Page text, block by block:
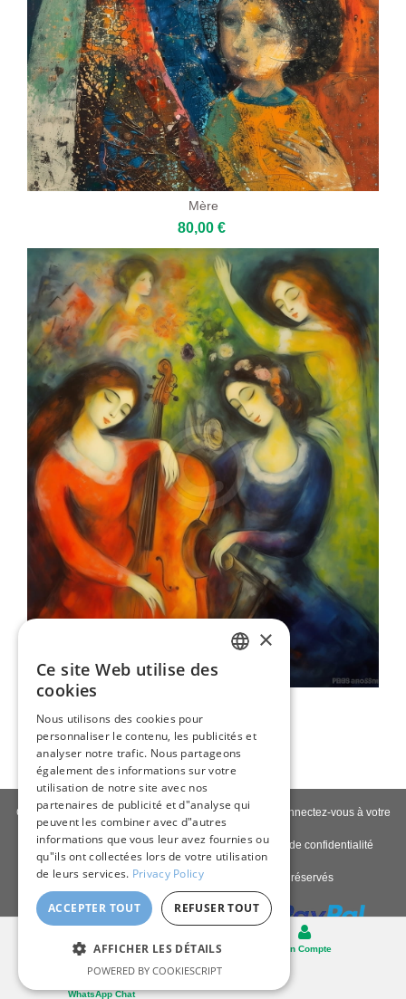
Mère
80,00 €
80,00 €
Contactez-nous| À propos de nous |Qualité giclée
Connectez-vous à votre
compte| Blog
Politique de livraison|Politique de retour |Politique de confidentialité
Copyright © 2026Pastel Brush - Tous droits réservés
Bureau
Panier Mon Compte
WhatsApp Chat
GERMAN
FRENCH
SPANISH
×
Ce site Web utilise des
cookies
Nous utilisons des cookies pour
personnaliser le contenu, les publicités et
analyser notre trafic. Nous partageons
également des informations sur votre
utilisation de notre site avec nos
partenaires de publicité et d"analyse qui
peuvent les combiner avec d"autres
informations que vous leur avez fournies ou
qu"ils ont collectées lors de votre utilisation
de leurs services. Privacy Policy
ACCEPTER TOUT REFUSER TOUT
AFFICHER LES DÉTAILS
POWERED BY COOKIESCRIPT